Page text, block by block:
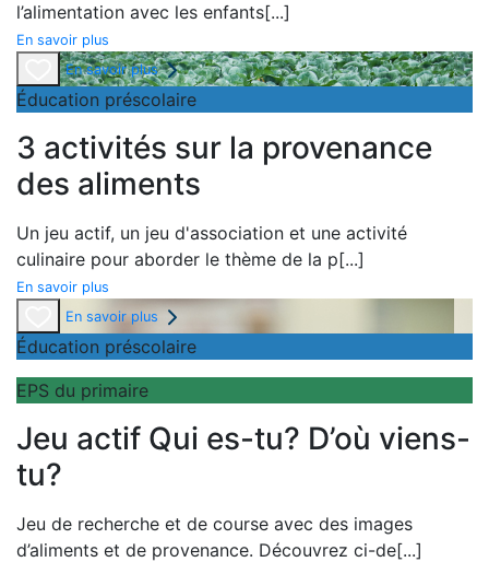
l’alimentation avec les enfants[...]
En savoir plus
En savoir plus
Éducation préscolaire
3 activités sur la provenance
des aliments
Un jeu actif, un jeu d'association et une activité
culinaire pour aborder le thème de la p[...]
En savoir plus
En savoir plus
Éducation préscolaire
EPS du primaire
Jeu actif Qui es-tu? D’où viens-
tu?
Jeu de recherche et de course avec des images
d’aliments et de provenance. Découvrez ci-de[...]